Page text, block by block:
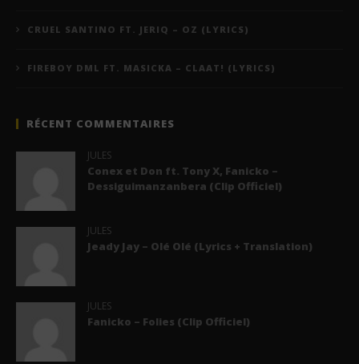
CRUEL SANTINO FT. JERIQ – OZ (LYRICS)
FIREBOY DML FT. MASICKA – CLAAT! (LYRICS)
RÉCENT COMMENTAIRES
JULES
Conex et Don ft. Tony X, Fanicko –
Dessiguimanzanbera (Clip Officiel)
JULES
Jeady Jay – Olé Olé (Lyrics + Translation)
JULES
Fanicko – Folies (Clip Officiel)